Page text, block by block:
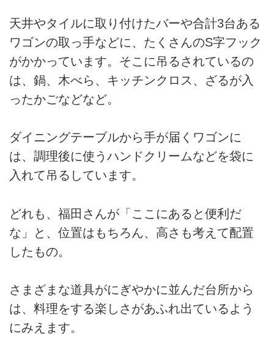
天井やタイルに取り付けたバーや合計3台ある
ワゴンの取っ手などに、たくさんのS字フック
がかかっています。そこに吊るされているの
は、鍋、木べら、キッチンクロス、ざるが入
ったかごなどなど。
ダイニングテーブルから手が届くワゴンに
は、調理後に使うハンドクリームなどを袋に
入れて吊るしています。
どれも、福田さんが「ここにあると便利だ
な」と、位置はもちろん、高さも考えて配置
したもの。
さまざまな道具がにぎやかに並んだ台所から
は、料理をする楽しさがあふれ出ているよう
にみえます。